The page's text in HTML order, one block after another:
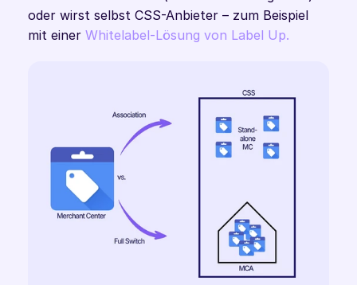
oder wirst selbst CSS-Anbieter – zum Beispiel
mit einer Whitelabel-Lösung von Label Up.